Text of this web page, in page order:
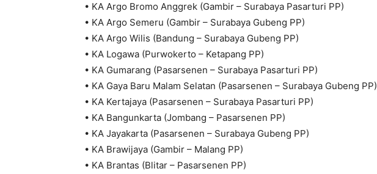
• KA Argo Bromo Anggrek (Gambir – Surabaya Pasarturi PP)
• KA Argo Semeru (Gambir – Surabaya Gubeng PP)
• KA Argo Wilis (Bandung – Surabaya Gubeng PP)
• KA Logawa (Purwokerto – Ketapang PP)
• KA Gumarang (Pasarsenen – Surabaya Pasarturi PP)
• KA Gaya Baru Malam Selatan (Pasarsenen – Surabaya Gubeng PP)
• KA Kertajaya (Pasarsenen – Surabaya Pasarturi PP)
• KA Bangunkarta (Jombang – Pasarsenen PP)
• KA Jayakarta (Pasarsenen – Surabaya Gubeng PP)
• KA Brawijaya (Gambir – Malang PP)
• KA Brantas (Blitar – Pasarsenen PP)